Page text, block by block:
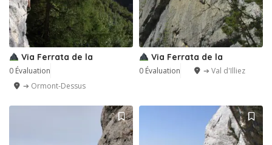
Via Ferrata de la
0 Évaluation
➔ Ormont-Dessus
Via Ferrata de la
0 Évaluation ➔ Val d'Illiez